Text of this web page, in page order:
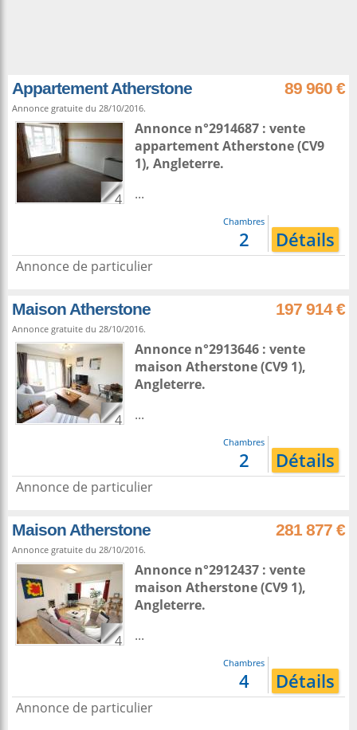
Appartement Atherstone 89 960 €
Annonce gratuite du 28/10/2016.
4
Annonce n°2914687 : vente
appartementAtherstone(CV9
1), Angleterre.
...
Chambres
2 Détails
Annonce de particulier
Maison Atherstone 197 914 €
Annonce gratuite du 28/10/2016.
4
Annonce n°2913646 : vente
maison Atherstone(CV9 1),
Angleterre.
...
Chambres
2 Détails
Annonce de particulier
Maison Atherstone 281 877 €
Annonce gratuite du 28/10/2016.
4
Annonce n°2912437 : vente
maison Atherstone(CV9 1),
Angleterre.
...
Chambres
4 Détails
Annonce de particulier